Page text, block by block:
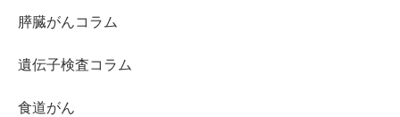
膵臓がんコラム
遺伝子検査コラム
食道がん